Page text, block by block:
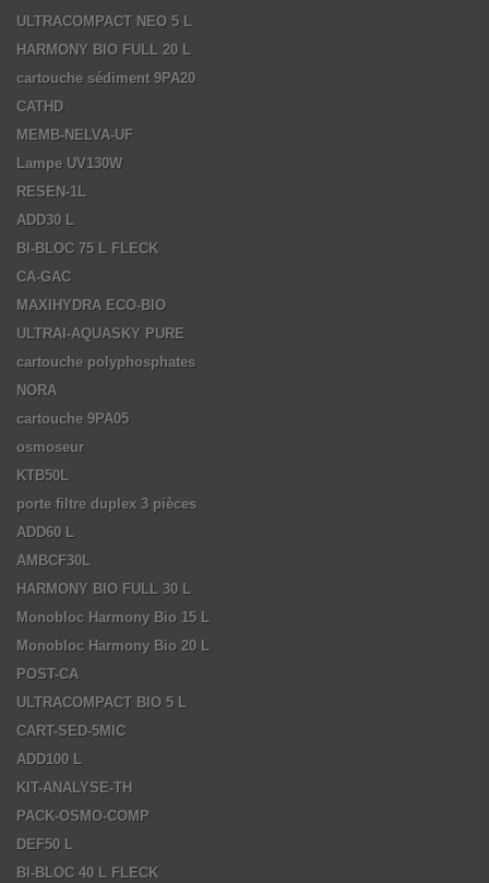
ULTRACOMPACT NEO 5 L
HARMONY BIO FULL 20 L
cartouche sédiment 9PA20
CATHD
MEMB-NELVA-UF
Lampe UV130W
RESEN-1L
ADD30 L
BI-BLOC 75 L FLECK
CA-GAC
MAXIHYDRA ECO-BIO
ULTRAI-AQUASKY PURE
cartouche polyphosphates
NORA
cartouche 9PA05
osmoseur
KTB50L
porte filtre duplex 3 pièces
ADD60 L
AMBCF30L
HARMONY BIO FULL 30 L
Monobloc Harmony Bio 15 L
Monobloc Harmony Bio 20 L
POST-CA
ULTRACOMPACT BIO 5 L
CART-SED-5MIC
ADD100 L
KIT-ANALYSE-TH
PACK-OSMO-COMP
DEF50 L
BI-BLOC 40 L FLECK